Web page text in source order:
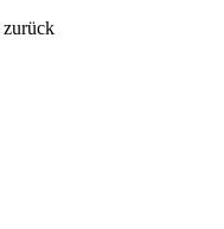
zurück